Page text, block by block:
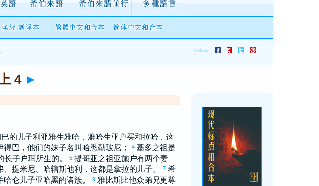
4 ►
的儿子利亚雅生雅哈 ， 雅哈生亚户买和拉哈 ，这
得巴 ，他们的妹子名叫 哈悉勒玻尼； 4 基多之祖是
长子 户珥所生的。 5 提哥亚之祖 亚施户有两个妻
、 提米尼、 哈辖斯他利 ，这都是拿拉的儿子。 7 希
哈仑 儿子亚哈黑的诸族。 9 雅比斯比他众弟兄更尊